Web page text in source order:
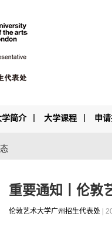
学简介 大学课程 申
重要通知丨伦敦
伦敦艺术大学广州招生代表处 |